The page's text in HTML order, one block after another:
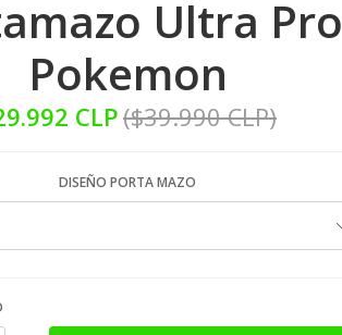
Ultra Pro
Pokemon
CLP($39.990 CLP)
DISEÑO PORTA MAZO